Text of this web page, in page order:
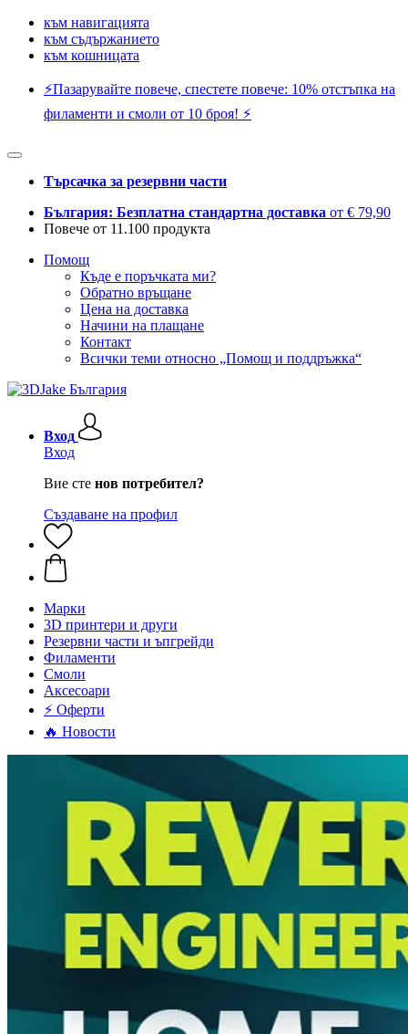
към навигацията
към съдържанието
към кошницата
⚡️Пазарувайте повече, спестете повече: 10% отстъпка на
филаменти и смоли от 10 броя! ⚡️
Търсачка за резервни части
България: Безплатна стандартна доставка от € 79,90
Повече от 11.100 продукта
Помощ
Къде е поръчката ми?
Обратно връщане
Цена на доставка
Начини на плащане
Контакт
Всички теми относно „Помощ и поддръжка“
Вход
Вход
Вие сте нов потребител?
Създаване на профил
Mарки
3D принтери и други
Резервни части и ъпгрейди
Филаменти
Смоли
Аксесоари
⚡ Оферти
🔥 Новости